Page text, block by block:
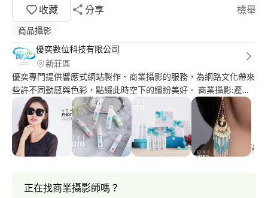
收藏
分享 檢舉
商品攝影
優奕數位科技有限公司
新莊區
優奕專門提供響應式網站製作、商業攝影的服務，為網路文化帶來
些許不同動感與色彩，點綴此時空下的繽紛美好。 商業攝影:產品
攝影、人物攝影、到府攝影、外拍攝影 作品
集:http://www.yoyi.ws/works_category/studio_work/ 公司網
址:http://www.yoyi.ws/
正在找商業攝影師嗎？